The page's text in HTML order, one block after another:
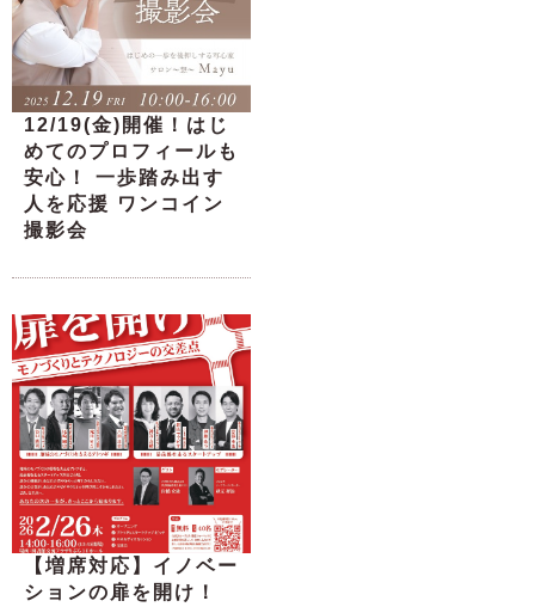
12/19(金)開催！はじ
めてのプロフィールも
安心！ 一歩踏み出す
人を応援 ワンコイン
撮影会
【増席対応】イノベー
ションの扉を開け！